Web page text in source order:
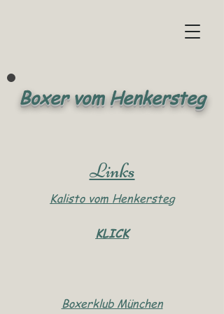
Boxer vom Henkersteg
Links
Kalisto vom Henkersteg
KLICK
Boxerklub München